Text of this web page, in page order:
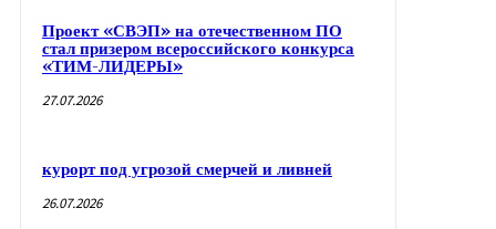
Проект «СВЭП» на отечественном ПО
стал призером всероссийского конкурса
«ТИМ-ЛИДЕРЫ»
27.07.2026
курорт под угрозой смерчей и ливней
26.07.2026